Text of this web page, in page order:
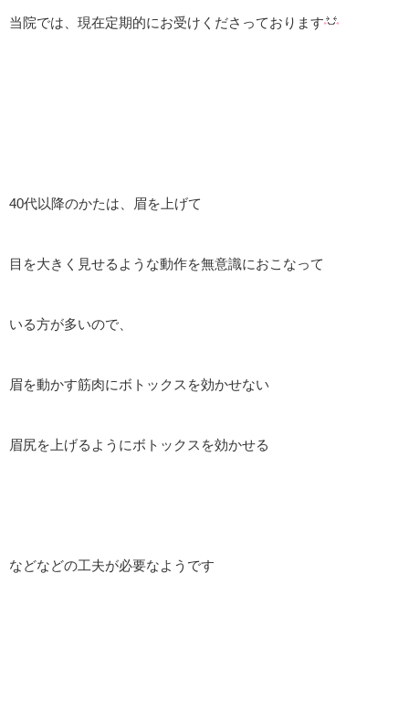
当院では、現在定期的にお受けくださっております
40代以降のかたは、眉を上げて
目を大きく見せるような動作を無意識におこなって
いる方が多いので、
眉を動かす筋肉にボトックスを効かせない
眉尻を上げるようにボトックスを効かせる
などなどの工夫が必要なようです